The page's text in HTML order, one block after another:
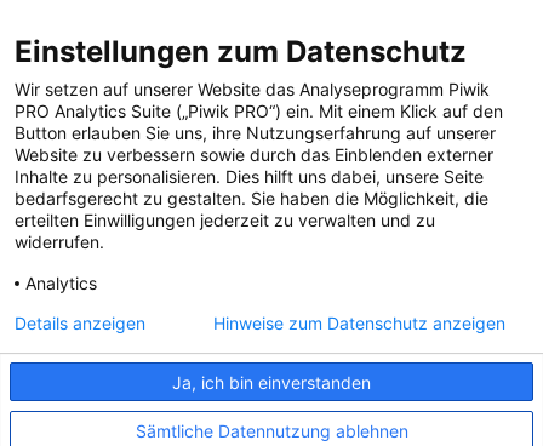
Multimedia
Social Media
PRESSEINFOS
Fotos & Media
Digitale Pressemappen
Patientenaktionen
DKMS SPENDENKONTO
DKMS Donor Center gGmbH
IBAN: DE64641500200000255556
BIC: SOLADES1TUB
Einstellungen zum Datenschutz
Wir setzen auf unserer Website das Analyseprogramm Piwik
PRO Analytics Suite („Piwik PRO“) ein. Mit einem Klick auf den
Button erlauben Sie uns, ihre Nutzungserfahrung auf unserer
Website zu verbessern sowie durch das Einblenden externer
Inhalte zu personalisieren. Dies hilft uns dabei, unsere Seite
bedarfsgerecht zu gestalten. Sie haben die Möglichkeit, die
erteilten Einwilligungen jederzeit zu verwalten und zu
widerrufen.
Analytics
Ja, ich bin einverstanden
Sämtliche Datennutzung ablehnen
Details anzeigen Hinweise zum Datenschutz anzeigen